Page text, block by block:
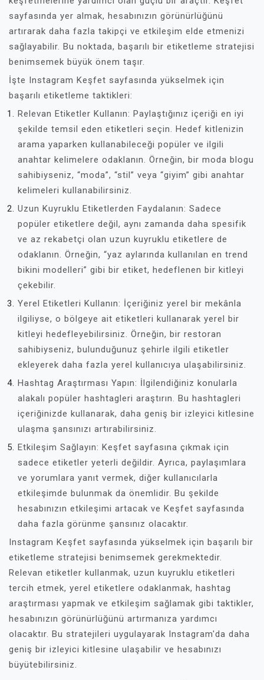
sayfasında yer almak, hesabınızın görünürlüğünü
artırarak daha fazla takipçi ve etkileşim elde etmenizi
sağlayabilir. Bu noktada, başarılı bir etiketleme stratejisi
benimsemek büyük önem taşır.
İşte Instagram Keşfet sayfasında yükselmek için
başarılı etiketleme taktikleri:
Relevan Etiketler Kullanın: Paylaştığınız içeriği en iyi
şekilde temsil eden etiketleri seçin. Hedef kitlenizin
arama yaparken kullanabileceği popüler ve ilgili
anahtar kelimelere odaklanın. Örneğin, bir moda blogu
sahibiyseniz, “moda”, “stil” veya “giyim” gibi anahtar
kelimeleri kullanabilirsiniz.
Uzun Kuyruklu Etiketlerden Faydalanın: Sadece
popüler etiketlere değil, aynı zamanda daha spesifik
ve az rekabetçi olan uzun kuyruklu etiketlere de
odaklanın. Örneğin, “yaz aylarında kullanılan en trend
bikini modelleri” gibi bir etiket, hedeflenen bir kitleyi
çekebilir.
Yerel Etiketleri Kullanın: İçeriğiniz yerel bir mekânla
ilgiliyse, o bölgeye ait etiketleri kullanarak yerel bir
kitleyi hedefleyebilirsiniz. Örneğin, bir restoran
sahibiyseniz, bulunduğunuz şehirle ilgili etiketler
ekleyerek daha fazla yerel kullanıcıya ulaşabilirsiniz.
Hashtag Araştırması Yapın: İlgilendiğiniz konularla
alakalı popüler hashtagleri araştırın. Bu hashtagleri
içeriğinizde kullanarak, daha geniş bir izleyici kitlesine
ulaşma şansınızı artırabilirsiniz.
Etkileşim Sağlayın: Keşfet sayfasına çıkmak için
sadece etiketler yeterli değildir. Ayrıca, paylaşımlara
ve yorumlara yanıt vermek, diğer kullanıcılarla
etkileşimde bulunmak da önemlidir. Bu şekilde
hesabınızın etkileşimi artacak ve Keşfet sayfasında
daha fazla görünme şansınız olacaktır.
Instagram Keşfet sayfasında yükselmek için başarılı bir
etiketleme stratejisi benimsemek gerekmektedir.
Relevan etiketler kullanmak, uzun kuyruklu etiketleri
tercih etmek, yerel etiketlere odaklanmak, hashtag
araştırması yapmak ve etkileşim sağlamak gibi taktikler,
hesabınızın görünürlüğünü artırmanıza yardımcı
olacaktır. Bu stratejileri uygulayarak Instagram'da daha
geniş bir izleyici kitlesine ulaşabilir ve hesabınızı
büyütebilirsiniz.